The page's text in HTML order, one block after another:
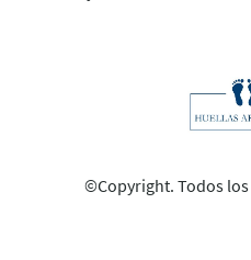
©Copyright. Todos